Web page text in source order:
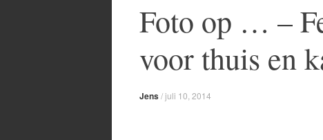
Foto op … –
voor thuis en
Jens/juli 10, 2014